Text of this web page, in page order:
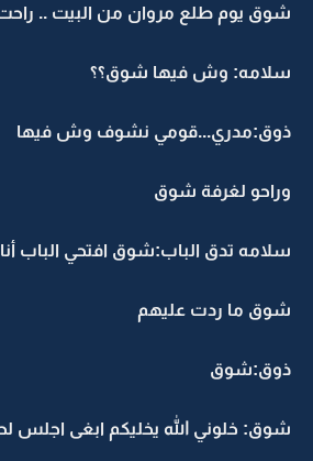
شوق يوم طلع مروان من البيت .. راحت
سلامه: وش فيها شوق؟؟
ذوق:مدري...قومي نشوف وش فيها
وراحو لغرفة شوق
سلامه تدق الباب:شوق افتحي الباب
شوق ما ردت عليهم
ذوق:شوق
شوق: خلوني الله يخليكم ابغى اجلس